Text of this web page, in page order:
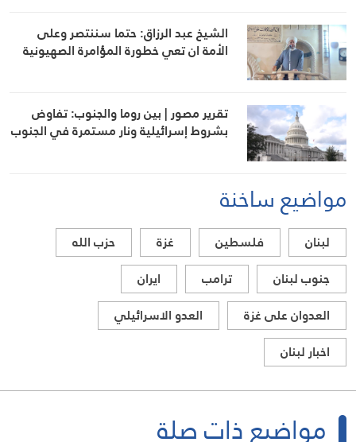
الشيخ عبد الرزاق: حتما سننتصر وعلى
الأمة ان تعي خطورة المؤامرة الصهيونية
تقرير مصور | بين روما والجنوب: تفاوض
بشروط إسرائيلية ونار مستمرة في الجنوب
مواضيع ساخنة
لبنان فلسطين غزة
حزب الله
جنوب لبنان
ترامب
ايران
العدوان على غزة
العدو الاسرائيلي
اخبار لبنان
مواضيع ذات صلة